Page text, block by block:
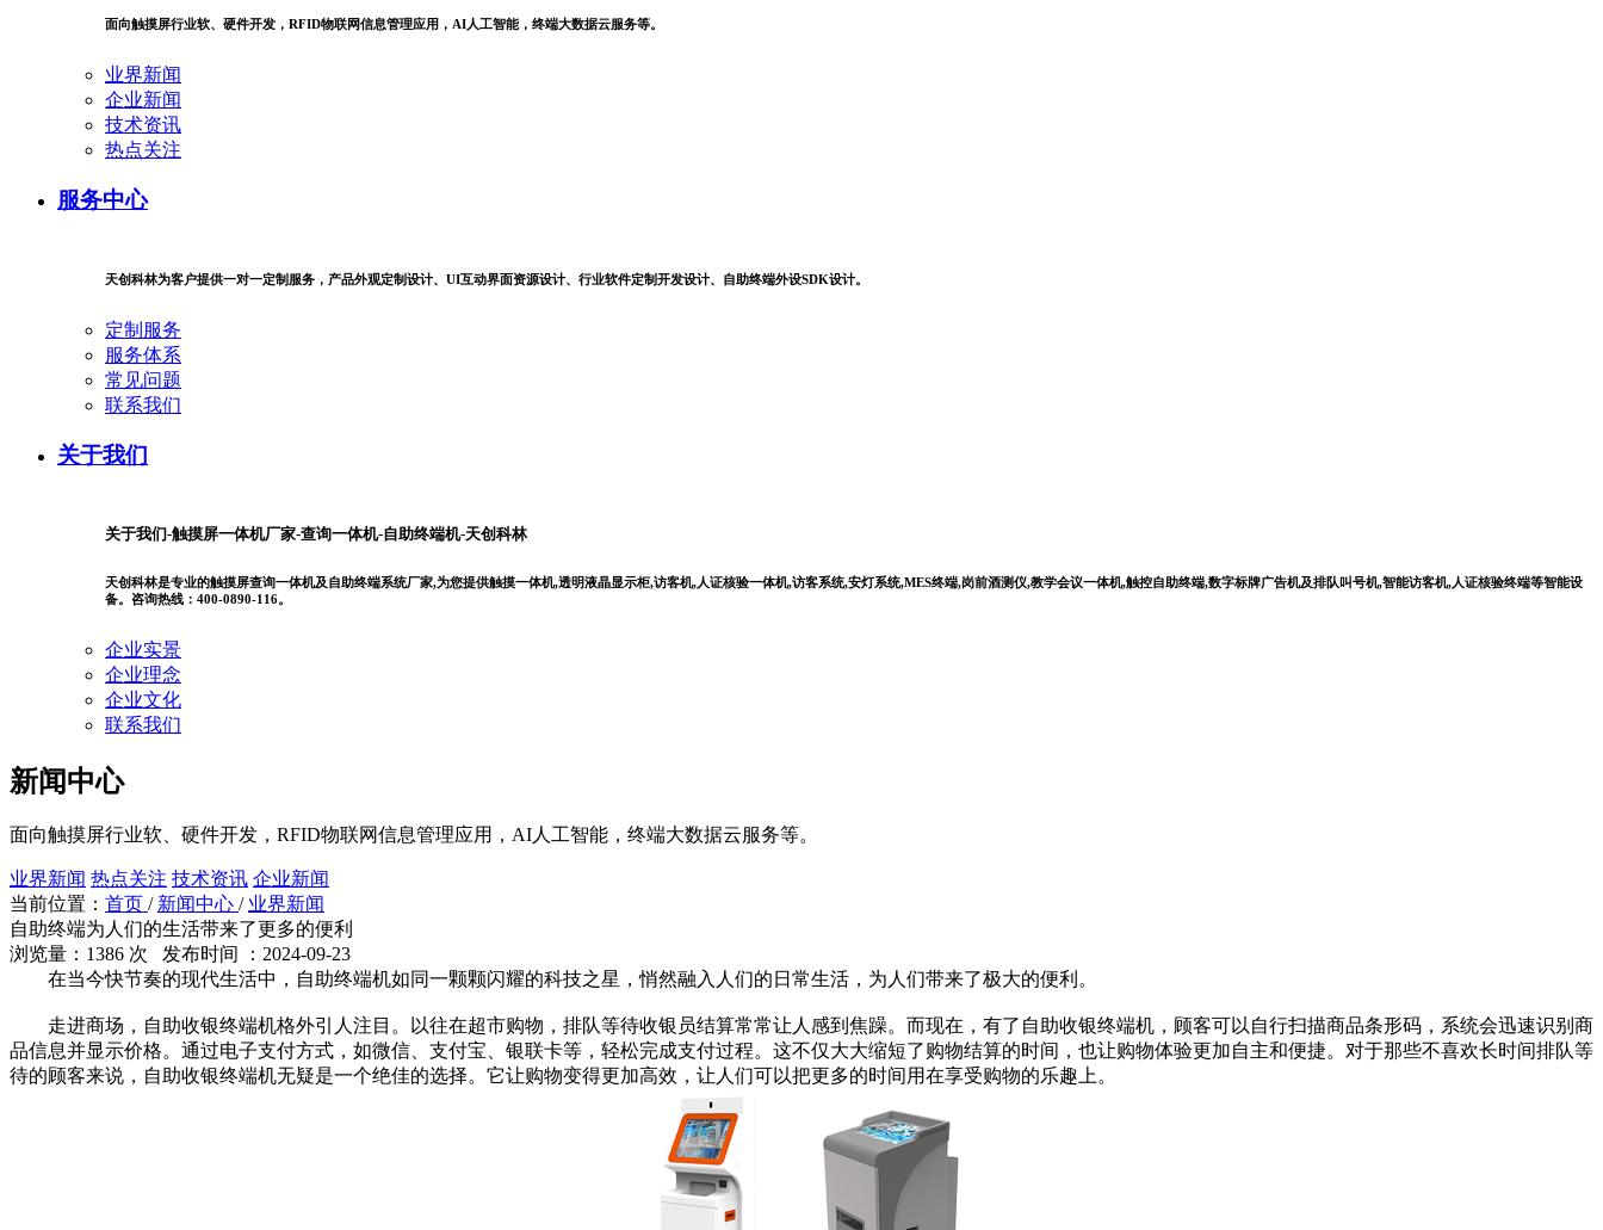
面向触摸屏行业软、硬件开发，RFID物联网信息管理应用，AI人工智能，终端大数据云服务等。
业界新闻
企业新闻
技术资讯
热点关注
服务中心
天创科林为客户提供一对一定制服务，产品外观定制设计、UI互动界面资源设计、行业软件定制开发设计、自助终端外设SDK设计。
定制服务
服务体系
常见问题
联系我们
关于我们
关于我们-触摸屏一体机厂家-查询一体机-自助终端机-天创科林
天创科林是专业的触摸屏查询一体机及自助终端系统厂家,为您提供触摸一体机,透明液晶显示柜,访客机,人证核验一体机,访客系统,安灯系统,MES终端,岗前酒测仪,教学会议一体机,触控自助终端,数字标牌广告机及排队叫号机,智能访客机,人证核验终端等智能设
备。咨询热线：400-0890-116。
企业实景
企业理念
企业文化
联系我们
新闻中心
面向触摸屏行业软、硬件开发，RFID物联网信息管理应用，AI人工智能，终端大数据云服务等。
业界新闻 热点关注 技术资讯 企业新闻
当前位置： 首页 / 新闻中心 / 业界新闻
自助终端为人们的生活带来了更多的便利
浏览量：1386 次 发布时间 ：2024-09-23
在当今快节奏的现代生活中，自助终端机如同一颗颗闪耀的科技之星，悄然融入人们的日常生活，为人们带来了极大的便利。
走进商场，自助收银终端机格外引人注目。以往在超市购物，排队等待收银员结算常常让人感到焦躁。而现在，有了自助收银终端机，顾客可以自行扫描商品条形码，系统会迅速识别商
品信息并显示价格。通过电子支付方式，如微信、支付宝、银联卡等，轻松完成支付过程。这不仅大大缩短了购物结算的时间，也让购物体验更加自主和便捷。对于那些不喜欢长时间排队等
待的顾客来说，自助收银终端机无疑是一个绝佳的选择。它让购物变得更加高效，让人们可以把更多的时间用在享受购物的乐趣上。